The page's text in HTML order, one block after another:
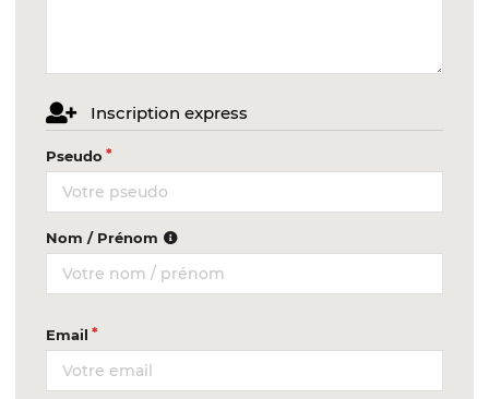
Inscription express
Pseudo
Nom / Prénom
Email